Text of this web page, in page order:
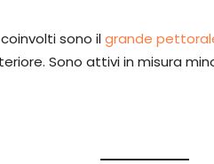
sono ilgrande
Sono attivi in misura